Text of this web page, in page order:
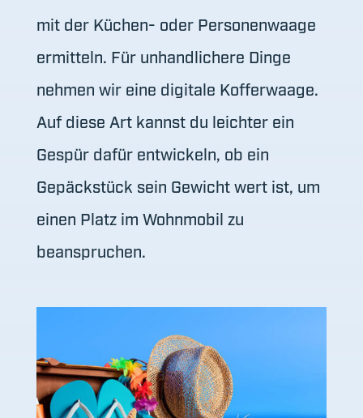
mit der Küchen- oder Personenwaage
ermitteln. Für unhandlichere Dinge
nehmen wir eine digitale Kofferwaage.
Auf diese Art kannst du leichter ein
Gespür dafür entwickeln, ob ein
Gepäckstück sein Gewicht wert ist, um
einen Platz im Wohnmobil zu
beanspruchen.